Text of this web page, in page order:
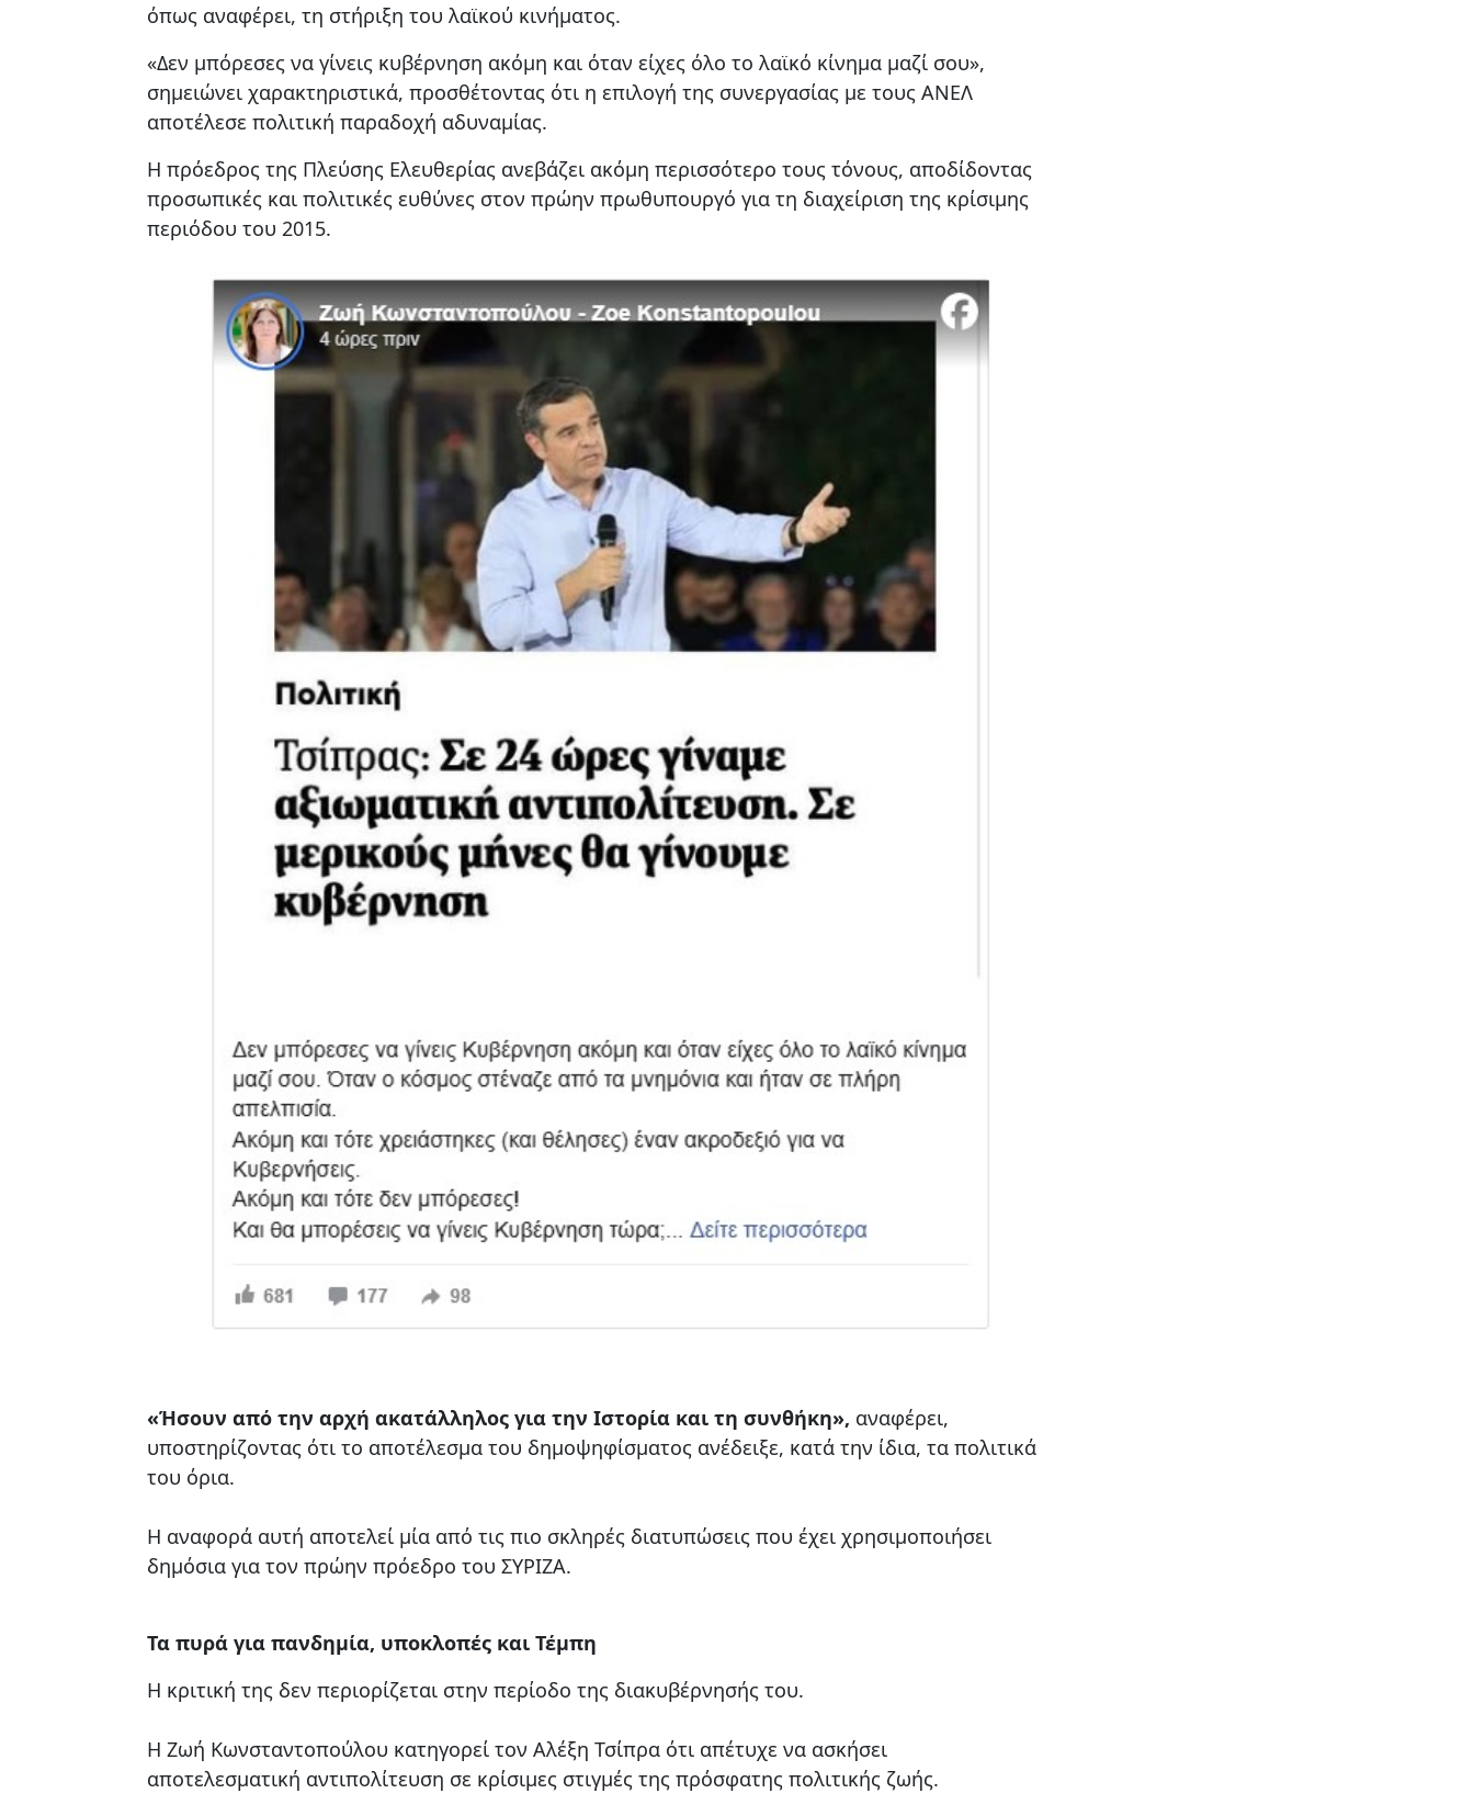
όπως αναφέρει, τη στήριξη του λαϊκού κινήματος.
«Δεν μπόρεσες να γίνεις κυβέρνηση ακόμη και όταν είχες όλο το λαϊκό κίνημα μαζί σου»,
σημειώνει χαρακτηριστικά, προσθέτοντας ότι η επιλογή της συνεργασίας με τους ΑΝΕΛ
αποτέλεσε πολιτική παραδοχή αδυναμίας.
Η πρόεδρος της Πλεύσης Ελευθερίας ανεβάζει ακόμη περισσότερο τους τόνους, αποδίδοντας
προσωπικές και πολιτικές ευθύνες στον πρώην πρωθυπουργό για τη διαχείριση της κρίσιμης
περιόδου του 2015.
«Ήσουν από την αρχή ακατάλληλος για την Ιστορία και τη συνθήκη», αναφέρει,
υποστηρίζοντας ότι το αποτέλεσμα του δημοψηφίσματος ανέδειξε, κατά την ίδια, τα πολιτικά
του όρια.
Η αναφορά αυτή αποτελεί μία από τις πιο σκληρές διατυπώσεις που έχει χρησιμοποιήσει
δημόσια για τον πρώην πρόεδρο του ΣΥΡΙΖΑ.
Τα πυρά για πανδημία, υποκλοπές και Τέμπη
Η κριτική της δεν περιορίζεται στην περίοδο της διακυβέρνησής του.
Η Ζωή Κωνσταντοπούλου κατηγορεί τον Αλέξη Τσίπρα ότι απέτυχε να ασκήσει
αποτελεσματική αντιπολίτευση σε κρίσιμες στιγμές της πρόσφατης πολιτικής ζωής.